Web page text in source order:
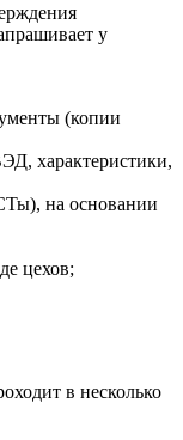
у
(копии
характеристики,
на основании
цехов;
в несколько